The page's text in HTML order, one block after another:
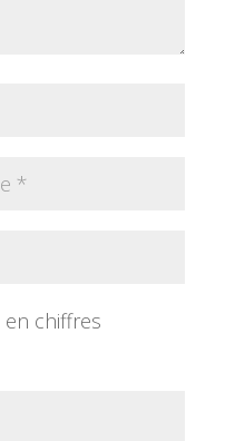
en chiffres